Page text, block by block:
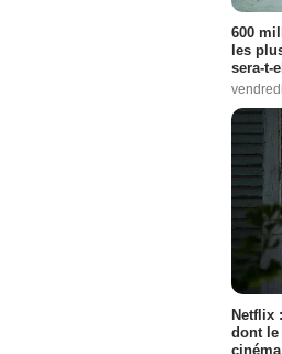
600
les
sera-t-
Netflix
dont le